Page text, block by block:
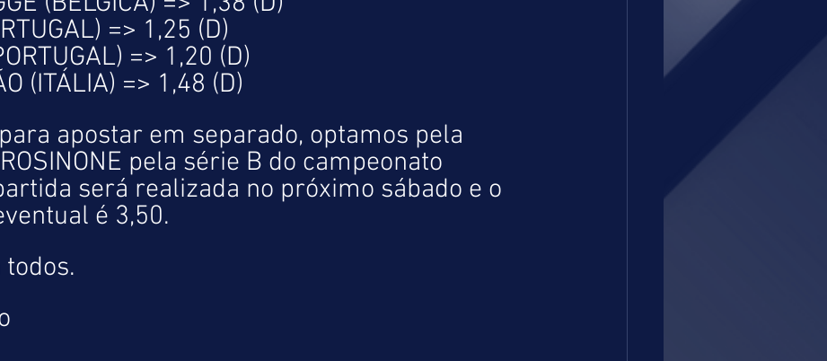
=> 1,25 (D)
=> 1,20 (D)
(ITÁLIA) => 1,48 (D)
apostar em separado, optamos pela
pela série B do campeonato
será realizada no próximo sábado e o
é 3,50.